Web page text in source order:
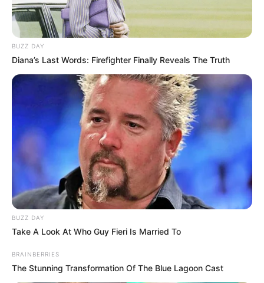
BUZZ DAY
Diana’s Last Words: Firefighter Finally Reveals The Truth
BUZZ DAY
Take A Look At Who Guy Fieri Is Married To
BRAINBERRIES
The Stunning Transformation Of The Blue Lagoon Cast